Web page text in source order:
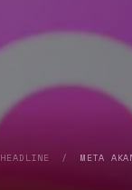
HEADLINE / META